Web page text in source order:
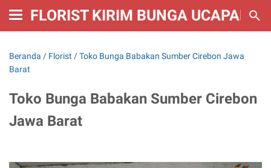
FLORIST KIRIM BUNGA UCAPAN
Beranda / Florist /Toko Bunga Babakan Sumber Cirebon Jawa
Barat
Toko Bunga Babakan Sumber Cirebon
Jawa Barat